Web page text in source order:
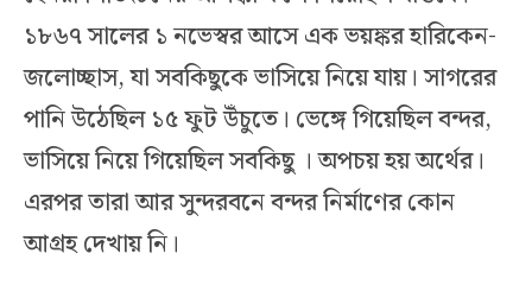
১৮৬৭ সালের ১ নভেস্বর আসে এক ভয়ঙ্কর হারিকেন-
জলোচ্ছাস, যা সবকিছুকে ভাসিয়ে নিয়ে যায়। সাগরের
পানি উঠেছিল ১৫ ফুট উঁচুতে। ভেঙ্গে গিয়েছিল বন্দর,
ভাসিয়ে নিয়ে গিয়েছিল সবকিছু । অপচয় হয় অর্থের।
এরপর তারা আর সুন্দরবনে বন্দর নির্মাণের কোন
আগ্রহ দেখায় নি।